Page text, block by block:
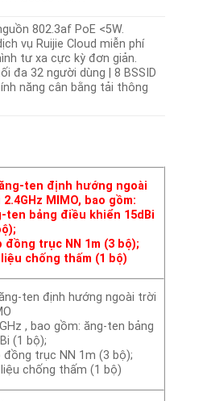
802.3af PoE <5W.
vụ Ruijie Cloud miễn phí
tư xa cực kỳ đơn giản.
đa 32 người dùng | 8 BSSID
năng cân bằng tải thông
ten định hướng ngoài
MIMO, bao gồm:
ten bảng điều khiển 15dBi
đồng trục NN 1m (3 bộ);
chống thấm (1 bộ)
ten định hướng ngoài trời
, bao gồm: ăng-ten bảng
(1 bộ);
đồng trục NN 1m (3 bộ);
chống thấm (1 bộ)